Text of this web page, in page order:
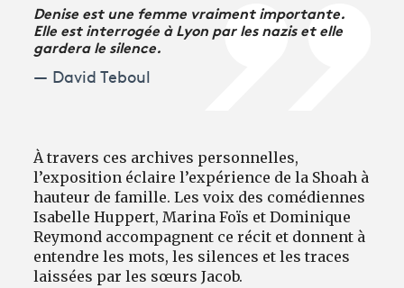
Denise est une femme vraiment importante.
Elle est interrogée à Lyon par les nazis et elle
gardera le silence.
David Teboul
À travers ces archives personnelles,
l’exposition éclaire l’expérience de la Shoah à
hauteur de famille. Les voix des comédiennes
Isabelle Huppert, Marina Foïs et Dominique
Reymond accompagnent ce récit et donnent à
entendre les mots, les silences et les traces
laissées par les sœurs Jacob.